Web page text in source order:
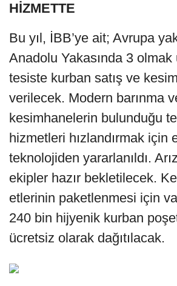
HİZMETTE
Bu yıl, İBB’ye ait; Avrupa
Anadolu Yakasında 3
tesiste kurban satış ve
verilecek. Modern barınma
kesimhanelerin bulunduğu
hizmetleri hızlandırmak için
teknolojiden yararlanıldı.
ekipler hazır bekletilecek.
etlerinin paketlenmesi için
240 bin hijyenik kurban
ücretsiz olarak dağıtılacak.